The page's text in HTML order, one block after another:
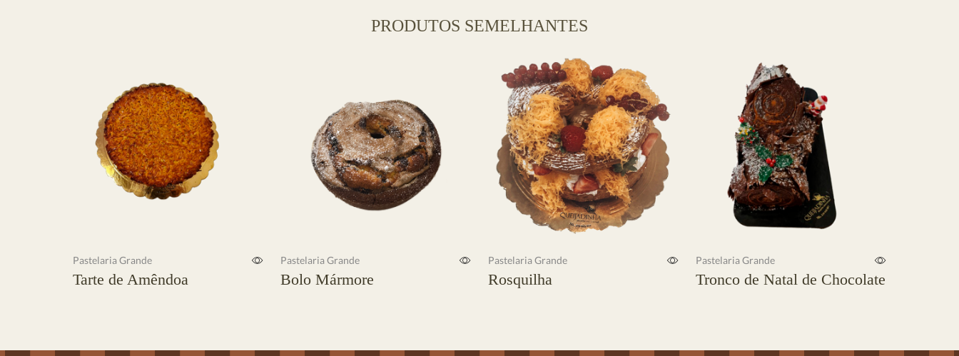
PRODUTOS SEMELHANTES
Pastelaria Grande
Tarte de Amêndoa
Pastelaria Grande
Bolo Mármore
Pastelaria Grande
Rosquilha
Pastelaria Grande
Tronco de Natal de Chocolate